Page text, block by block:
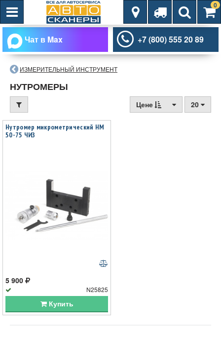
0
Чат в Max +7 (800) 555 20 89
ИЗМЕРИТЕЛЬНЫЙ ИНСТРУМЕНТ
НУТРОМЕРЫ
Цене 20
Нутромер микрометрический НМ
50-75 ЧИЗ
5 900
N25825
Купить